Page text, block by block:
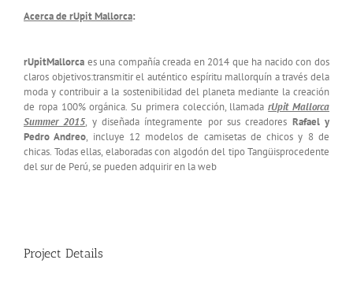
Acerca de rUpit Mallorca:
rUpitMallorca es una compañía creada en 2014 que ha nacido con dos
claros objetivos:transmitir el auténtico espíritu mallorquín a través dela
moda y contribuir a la sostenibilidad del planeta mediante la creación
de ropa 100% orgánica. Su primera colección, llamadarUpit Mallorca
Summer 2015, y diseñada íntegramente por sus creadores Rafael y
Pedro Andreo, incluye 12 modelos de camisetas de chicos y 8 de
chicas. Todas ellas, elaboradas con algodón del tipo Tangüisprocedente
del sur de Perú, se pueden adquirir en la web
Project Details